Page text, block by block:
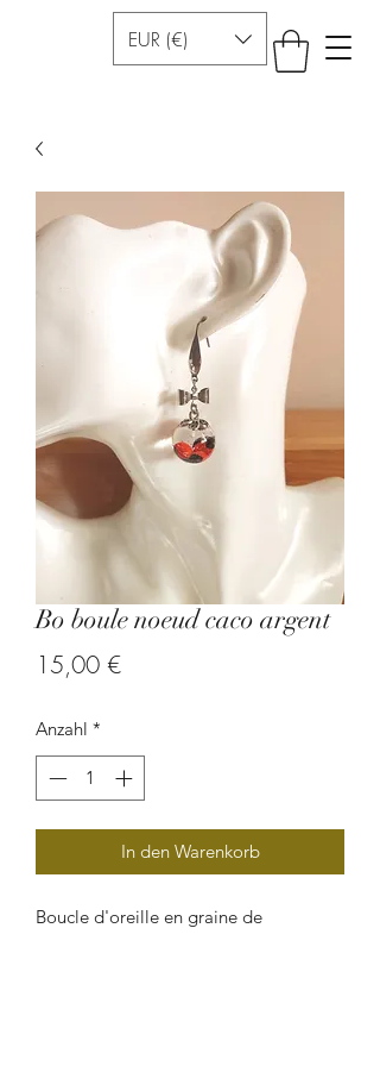
EUR (€)
Bo boule noeud caco argent
15,00 €Preis
Anzahl *
In den Warenkorb
Boucle d'oreille en graine de